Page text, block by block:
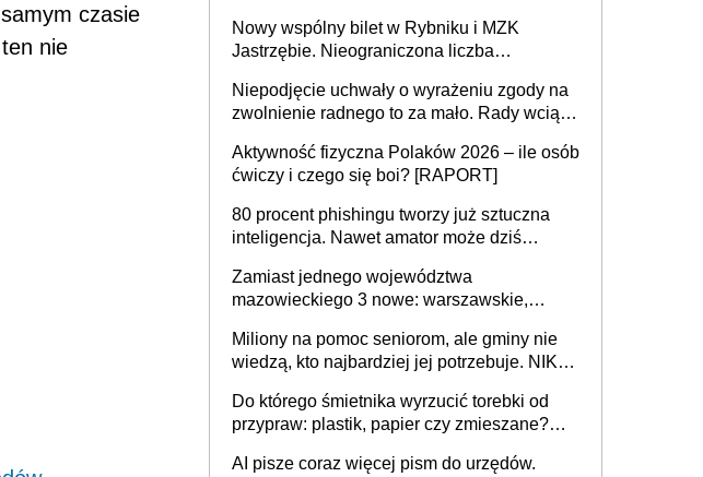
czasie
nie
Nowy wspólny bilet w Rybniku i MZK
Jastrzębie. Nieograniczona liczba
Niepodjęcie uchwały o wyrażeniu zgody na
zwolnienie radnego to za mało. Rady wciąż
rozstrzygać sprawy
Aktywność fizyczna Polaków 2026 – ile osób
ćwiczy i czego się boi? [RAPORT]
80 procent phishingu tworzy już sztuczna
inteligencja. Nawet amator może dziś
Zamiast jednego województwa
mazowieckiego 3 nowe: warszawskie,
Europie nie ma tak dużych jednostek
stołecznych
Miliony na pomoc seniorom, ale gminy nie
wiedzą, kto najbardziej jej potrzebuje. NIK
Do którego śmietnika wyrzucić torebki od
przypraw: plastik, papier czy zmieszane?
AI pisze coraz więcej pism do urzędów.